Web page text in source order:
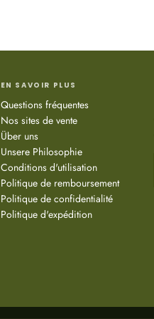
EN SAVOIR PLUS
Questions fréquentes
Nos sites de vente
Über uns
Unsere Philosophie
Conditions d'utilisation
Politique de remboursement
Politique de confidentialité
Politique d'expédition